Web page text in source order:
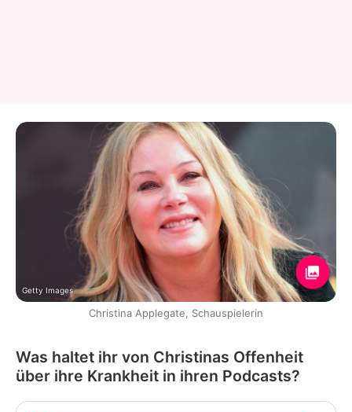
Getty Images
Christina Applegate, Schauspielerin
Was haltet ihr von Christinas Offenheit
über ihre Krankheit in ihren Podcasts?